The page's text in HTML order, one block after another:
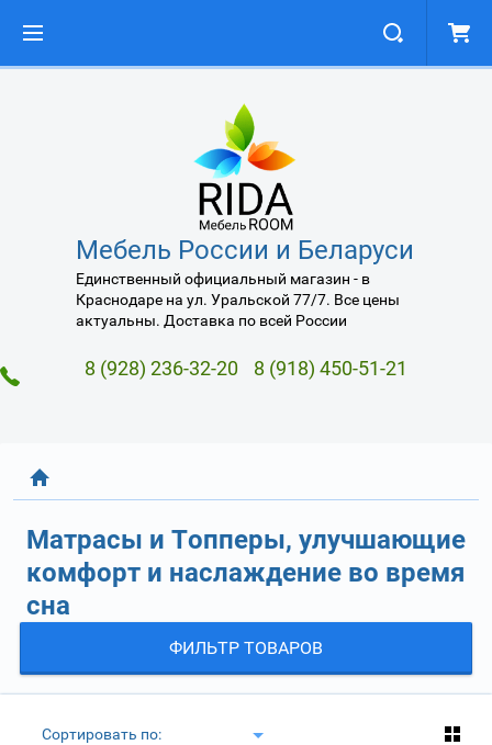
Мебель России и Беларуси
Единственный официальный магазин - в
Краснодаре на ул. Уральской 77/7. Все цены
актуальны. Доставка по всей России
8 (928) 236-32-20 8 (918) 450-51-21
Матрасы и Топперы, улучшающие
комфорт и наслаждение во время
сна
ФИЛЬТР ТОВАРОВ
Сортировать по: